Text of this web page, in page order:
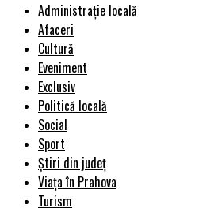
Administrație locală
Afaceri
Cultură
Eveniment
Exclusiv
Politică locală
Social
Sport
Știri din județ
Viața în Prahova
Turism